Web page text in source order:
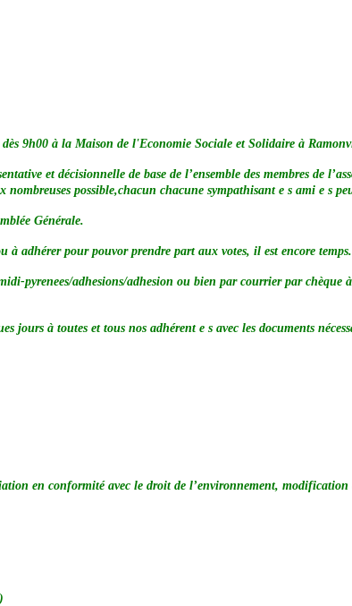
à la Maison de l'Economie Sociale et Solidaire à
et décisionnelle de base de l’ensemble des membres de
possible,chacun chacune sympathisant e s ami e s
Générale.
adhérer pour pouvor prendre part aux votes, il est encore temps.
pyrenees/adhesions/adhesion ou bien par courrier par
et tous nos adhérent e s avec les documents
en conformité avec le droit de l’environnement, modification